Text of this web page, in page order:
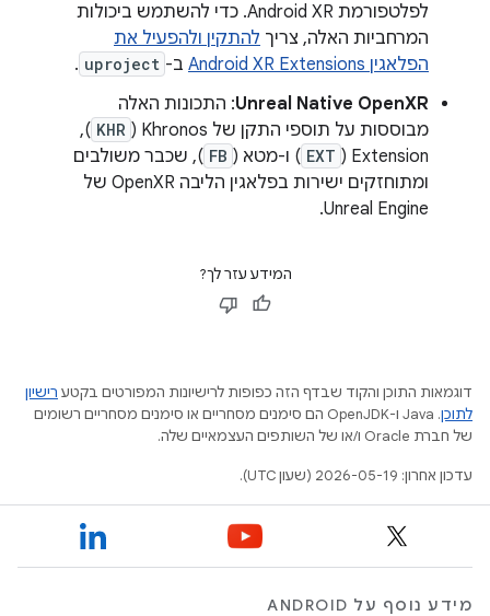
לפלטפורמת Android XR. כדי להשתמש ביכולות
המרחביות האלה, צריך להתקין ולהפעיל את
הפלאגין Android XR Extensions
ב- uproject
.
Unreal Native OpenXR: התכונות האלה
מבוססות על תוספי התקן של Khronos‏ (
KHR
),
Extension‏ (
EXT ) ו-מטא‏ ( FB ), שכבר משולבים
ומתוחזקים ישירות בפלאגין הליבה OpenXR של
Unreal Engine.
המידע עזר לך?
דוגמאות התוכן והקוד שבדף הזה כפופות לרישיונות המפורטים בקטע רישיון
לתוכן
.‏ Java ו-OpenJDK הם סימנים מסחריים או סימנים מסחריים רשומים
של חברת Oracle ו/או של השותפים העצמאיים שלה.
עדכון אחרון: 2026-05-19 (שעון UTC).
מידע נוסף על ANDROID